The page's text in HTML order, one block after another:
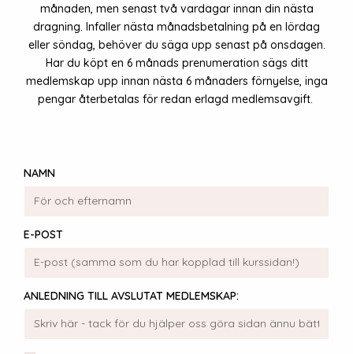
månaden, men senast två vardagar innan din nästa
dragning. Infaller nästa månadsbetalning på en lördag
eller söndag, behöver du säga upp senast på onsdagen.
Har du köpt en 6 månads prenumeration sägs ditt
medlemskap upp innan nästa 6 månaders förnyelse, inga
pengar återbetalas för redan erlagd medlemsavgift.
NAMN
E-POST
ANLEDNING TILL AVSLUTAT MEDLEMSKAP: